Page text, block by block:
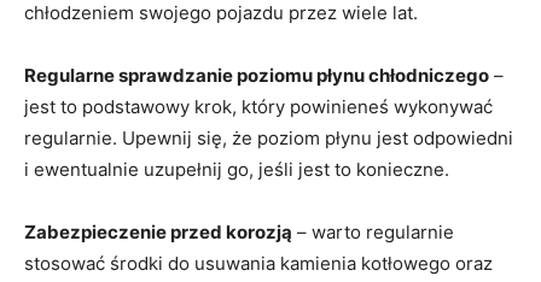
chłodzeniem‌ swojego pojazdu przez wiele lat.
Regularne ‍sprawdzanie poziomu płynu chłodniczego –
jest to podstawowy krok, który powinieneś wykonywać⁢
regularnie. Upewnij się, że poziom płynu jest odpowiedni
⁢i⁢ ewentualnie uzupełnij⁢ go, ⁣jeśli ⁣jest to konieczne.
Zabezpieczenie przed korozją –‍ warto regularnie
stosować środki do usuwania kamienia kotłowego ⁤oraz